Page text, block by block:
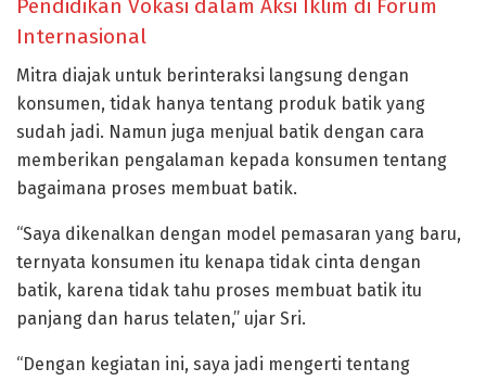
Pendidikan Vokasi dalam Aksi Iklim di Forum
Internasional
Mitra diajak untuk berinteraksi langsung dengan
konsumen, tidak hanya tentang produk batik yang
sudah jadi. Namun juga menjual batik dengan cara
memberikan pengalaman kepada konsumen tentang
bagaimana proses membuat batik.
“Saya dikenalkan dengan model pemasaran yang baru,
ternyata konsumen itu kenapa tidak cinta dengan
batik, karena tidak tahu proses membuat batik itu
panjang dan harus telaten,” ujar Sri.
“Dengan kegiatan ini, saya jadi mengerti tentang